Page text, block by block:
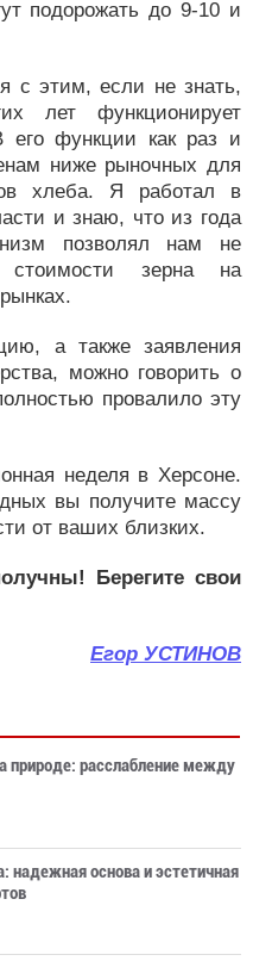
подорожать до 9-10 и
с этим, если не знать,
лет функционирует
функции как раз и
ниже рыночных для
хлеба. Я работал в
и знаю, что из года
позволял нам не
стоимости зерна на
а также заявления
можно говорить о
провалило эту
неделя в Херсоне.
вы получите массу
от ваших близких.
Берегите свои
Егор УСТИНОВ
природе: расслабление между
надежная основа и эстетичная